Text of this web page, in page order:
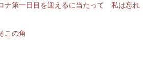
ナ第一日目を迎えるに当たって 私は忘れ
この角